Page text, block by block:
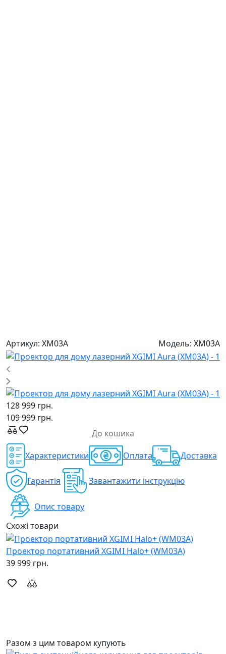
Артикул: XM03A Модель: XM03A
128 999 грн.
109 999 грн.
До кошика
Характеристики
Оплата Доставка
Гарантія Завантажити інструкцію
Опис товару
Схожі товари
Проектор портативний XGIMI Halo+ (WM03A)
39 999 грн.
Разом з цим товаром купують